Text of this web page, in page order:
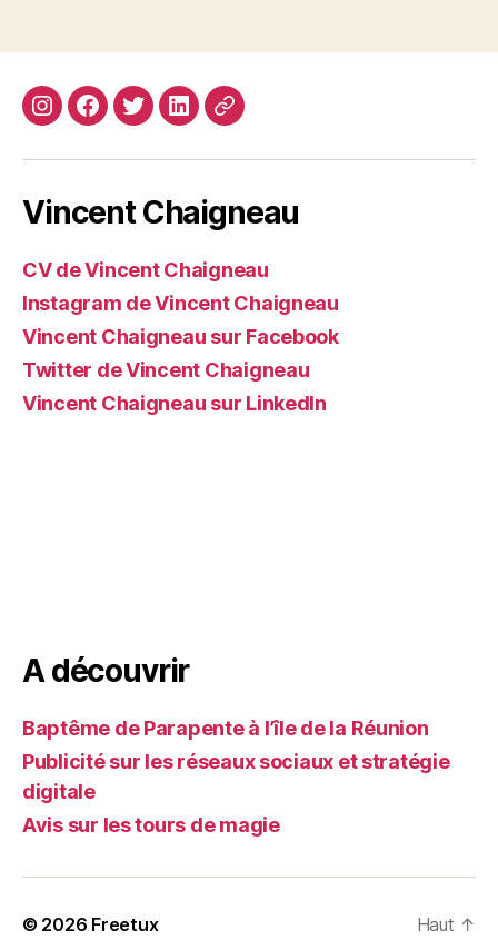
articles
InstagramFacebook
TwitterLinkedin
Site
Vincent Chaigneau
CV de Vincent Chaigneau
Instagram de Vincent Chaigneau
Vincent Chaigneau sur Facebook
Twitter de Vincent Chaigneau
Vincent Chaigneau sur LinkedIn
A découvrir
Baptême de Parapente à l’île de la Réunion
Publicité sur les réseaux sociaux et stratégie
digitale
Avis sur les tours de magie
© 2026 Freetux Haut ↑